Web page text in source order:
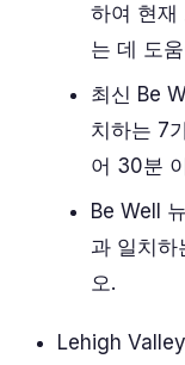
하여 현재
는 데 도
최신 Be
치하는 7
어 30분
Be Well
과 일치하
오.
Lehigh